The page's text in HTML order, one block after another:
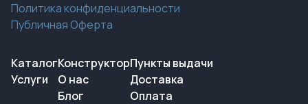
Политика конфиденциальности
Публичная Оферта
Каталог
Услуги
Конструктор
О нас
Блог
Пункты выдачи
Доставка
Оплата